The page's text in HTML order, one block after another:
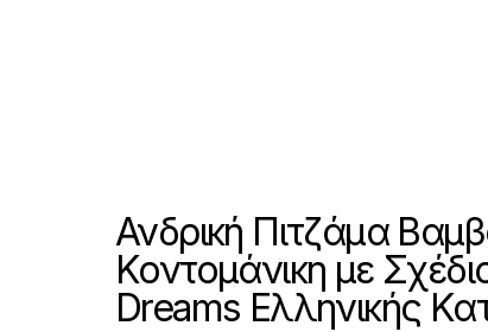
Ανδρική Πιτζάμα
Κοντομάνικη με
Dreams Ελληνικής